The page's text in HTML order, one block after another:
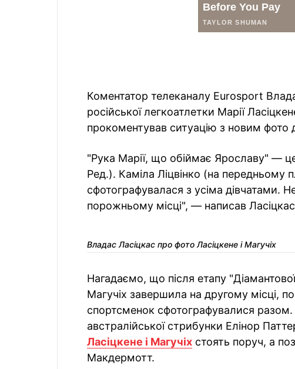
Коментатор телеканалу Eurosport
російської легкоатлетки Марії
прокоментував ситуацію з новим
"Рука Марії, що обіймає Ярославу" —
Ред.). Каміла Ліцвінко (на передньому
сфотографувалася з усіма дівчатами.
порожньому місці", — написав
Владас Ласіцкас про фото Ласіцкене і Магучіх
Нагадаємо, що після етапу
Магучіх завершила на другому місці,
спортсменок сфотографувалися
австралійської стрибунки Елінор
Ласіцкене і Магучіх стоять поруч, а
Макдермотт.